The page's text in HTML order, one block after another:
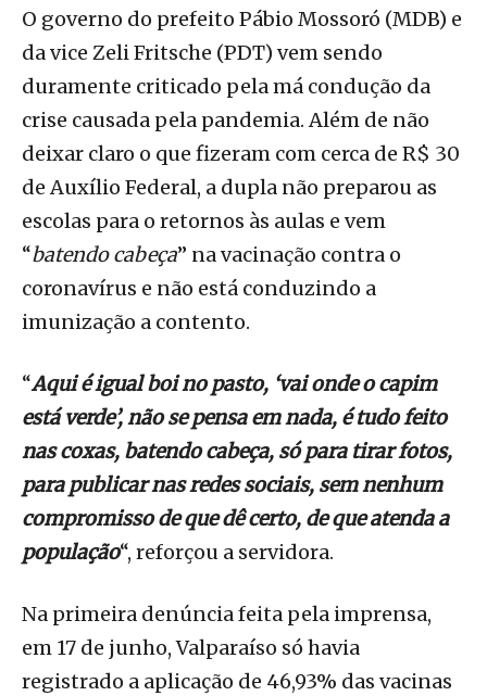
O governo do prefeito Pábio Mossoró (MDB) e
da vice Zeli Fritsche (PDT) vem sendo
duramente criticado pela má condução da
crise causada pela pandemia. Além de não
deixar claro o que fizeram com cerca de R$ 30
de Auxílio Federal, a dupla não preparou as
escolas para o retornos às aulas e vem
“batendo cabeça” na vacinação contra o
coronavírus e não está conduzindo a
imunização a contento.
“Aqui é igual boi no pasto, ‘vai onde o capim
está verde’, não se pensa em nada, é tudo feito
nas coxas, batendo cabeça, só para tirar fotos,
para publicar nas redes sociais, sem nenhum
compromisso de que dê certo, de que atenda a
população“, reforçou a servidora.
Na primeira denúncia feita pela imprensa,
em 17 de junho, Valparaíso só havia
registrado a aplicação de 46,93% das vacinas